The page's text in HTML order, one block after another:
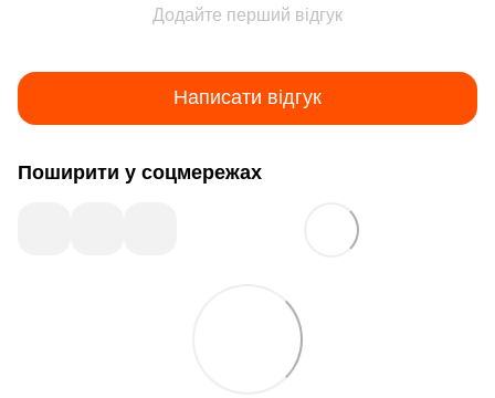
Додайте перший відгук
Написати відгук
Поширити у соцмережах